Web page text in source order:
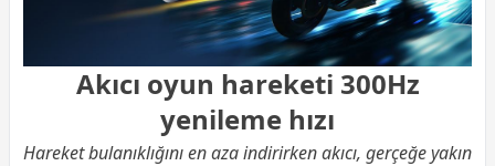
Akıcı oyun hareketi 300Hz
yenileme hızı
Hareket bulanıklığını en aza indirirken akıcı, gerçeğe yakın